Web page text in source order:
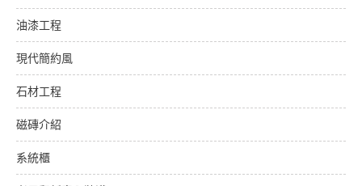
油漆工程
現代簡約風
石材工程
磁磚介紹
系統櫃